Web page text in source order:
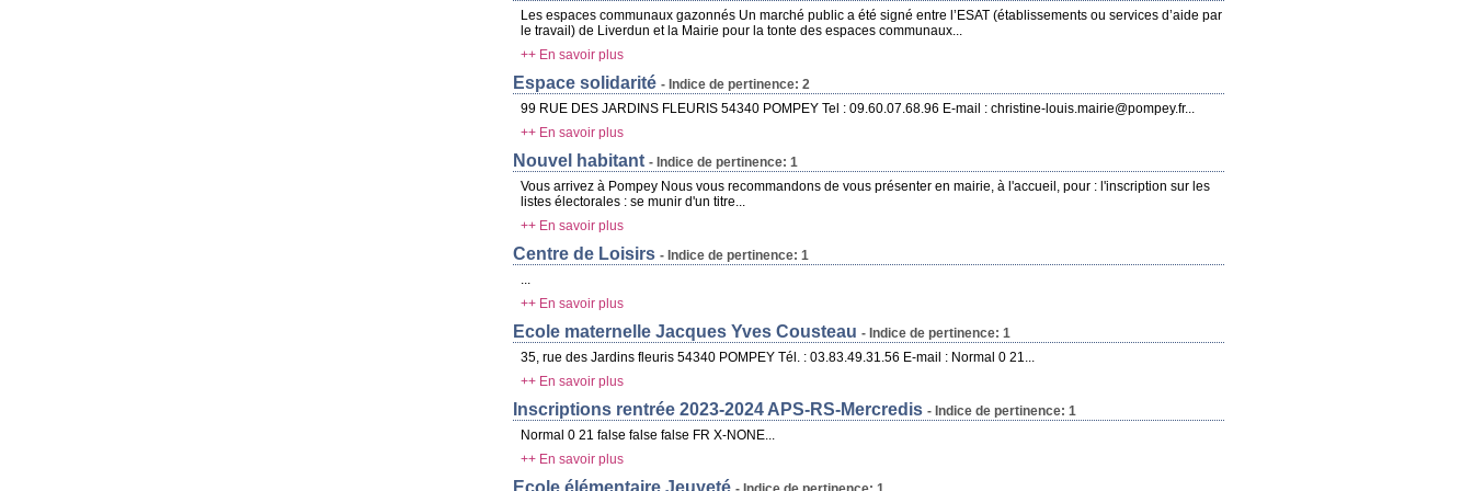
Les espaces communaux gazonnés Un marché public a été signé entre l’ESAT (établissements ou services d’aide par
le travail) de Liverdun et la Mairie pour la tonte des espaces communaux...
++ En savoir plus
Espace solidarité - Indice de pertinence: 2
99 RUE DES JARDINS FLEURIS 54340 POMPEY Tel : 09.60.07.68.96 E-mail : christine-louis.mairie@pompey.fr...
++ En savoir plus
Nouvel habitant - Indice de pertinence: 1
Vous arrivez à Pompey Nous vous recommandons de vous présenter en mairie, à l'accueil, pour : l'inscription sur les
listes électorales : se munir d'un titre...
++ En savoir plus
Centre de Loisirs - Indice de pertinence: 1
...
++ En savoir plus
Ecole maternelle Jacques Yves Cousteau - Indice de pertinence: 1
35, rue des Jardins fleuris 54340 POMPEY Tél. : 03.83.49.31.56 E-mail : Normal 0 21...
++ En savoir plus
Inscriptions rentrée 2023-2024 APS-RS-Mercredis - Indice de pertinence: 1
Normal 0 21 false false false FR X-NONE...
++ En savoir plus
Ecole élémentaire Jeuyeté